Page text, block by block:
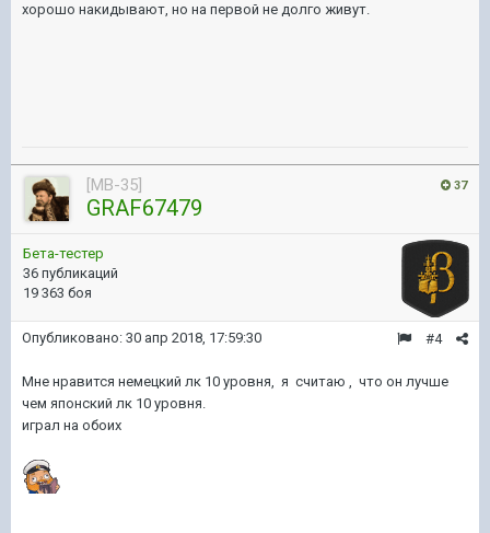
хорошо накидывают, но на первой не долго живут.
37
[MB-35]
GRAF67479
Бета-тестер
36 публикаций
19 363 боя
#4
Опубликовано: 30 апр 2018, 17:59:30
Мне нравится немецкий лк 10 уровня, я считаю , что он лучше
чем японский лк 10 уровня.
играл на обоих